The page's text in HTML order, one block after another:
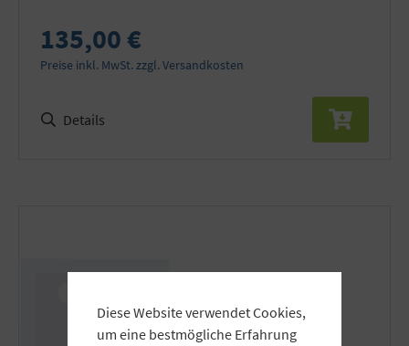
135,00 €
Preise inkl. MwSt. zzgl. Versandkosten
Details
Diese Website verwendet Cookies,
um eine bestmögliche Erfahrung